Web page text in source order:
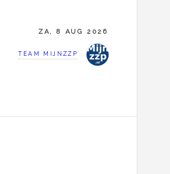
ZA, 8 AUG 2026
TEAM MIJNZZP